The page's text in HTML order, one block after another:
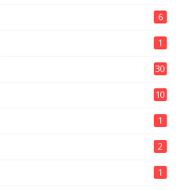
6
1
30
10
1
2
1